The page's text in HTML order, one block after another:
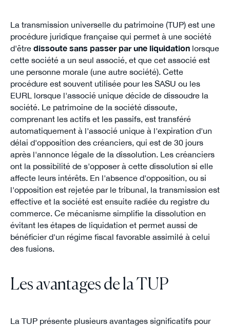
La transmission universelle du patrimoine (TUP) est une
procédure juridique française qui permet à une société
d'être dissoute sans passer par une liquidationlorsque
cette société a un seul associé, et que cet associé est
une personne morale (une autre société). Cette
procédure est souvent utilisée pour les SASU ou les
EURL lorsque l'associé unique décide de dissoudre la
société. Le patrimoine de la société dissoute,
comprenant les actifs et les passifs, est transféré
automatiquement à l'associé unique à l'expiration d'un
délai d'opposition des créanciers, qui est de 30 jours
après l'annonce légale de la dissolution. Les créanciers
ont la possibilité de s'opposer à cette dissolution si elle
affecte leurs intérêts. En l'absence d'opposition, ou si
l'opposition est rejetée par le tribunal, la transmission est
effective et la société est ensuite radiée du registre du
commerce. Ce mécanisme simplifie la dissolution en
évitant les étapes de liquidation et permet aussi de
bénéficier d'un régime fiscal favorable assimilé à celui
des fusions.
Les avantages de la TUP
La TUP présente plusieurs avantages significatifs pour